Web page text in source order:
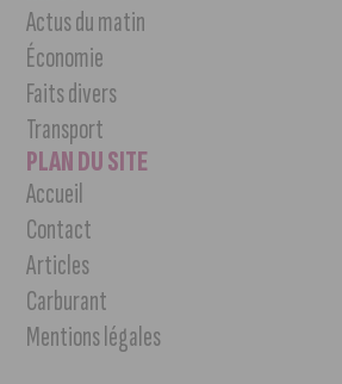
Actus du matin
Économie
Faits divers
Transport
PLAN DU SITE
Accueil
Contact
Articles
Carburant
Mentions légales